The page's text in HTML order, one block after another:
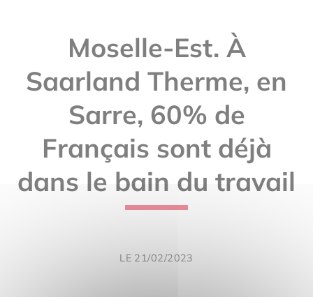
Moselle-Est. À
Saarland Therme, en
Sarre, 60% de
Français sont déjà
dans le bain du travail
LE 21/02/2023